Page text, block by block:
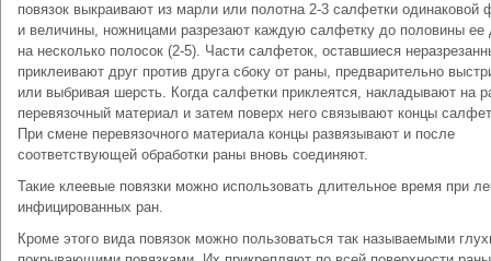
повязок выкраивают из марли или полотна 2-3 салфетки одинаковой
и величины, ножницами разрезают каждую салфетку до половины ее
на несколько полосок (2-5). Части салфеток, оставшиеся
приклеивают друг против друга сбоку от раны, предварительно
или выбривая шерсть. Когда салфетки приклеятся, накладывают на
перевязочный материал и затем поверх него связывают концы
При смене перевязочного материала концы развязывают и после
соответствующей обработки раны вновь соединяют.
Такие клеевые повязки можно использовать длительное время при
инфицированных ран.
Кроме этого вида повязок можно пользоваться так называемыми